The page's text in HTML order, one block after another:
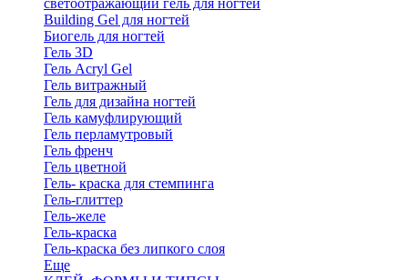
светоотражающий гель для ногтей
Building Gel для ногтей
Биогель для ногтей
Гель 3D
Гель Acryl Gel
Гель витражный
Гель для дизайна ногтей
Гель камуфлирующий
Гель перламутровый
Гель френч
Гель цветной
Гель- краска для стемпинга
Гель-глиттер
Гель-желе
Гель-краска
Гель-краска без липкого слоя
Еще